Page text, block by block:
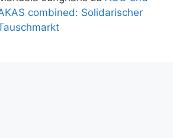
combined: Solidarischer